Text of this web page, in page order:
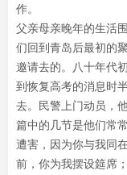
作。
父亲母亲晚年的生活
们回到青岛后最初的
邀请去的。八十年代
到恢复高考的消息时
去。民警上门动员，
篇中的几节是他们常
遭害，因为你与我同
前，你为我摆设筵席